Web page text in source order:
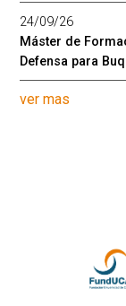
24/09/26
Máster de
Defensa para
ver mas